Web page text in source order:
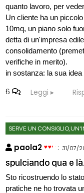
quanto lavoro, per
Un cliente ha un
10mq, un piano solo
detta di un'impresa
consolidamento
verifiche in merito).
in sostanza: la sua idea
6 Leggi
SERVE UN CONSIGLIO,
paola2 : 31/07/
spulciando qua e
Sto ricostruendo lo
pratiche ne ho trovata